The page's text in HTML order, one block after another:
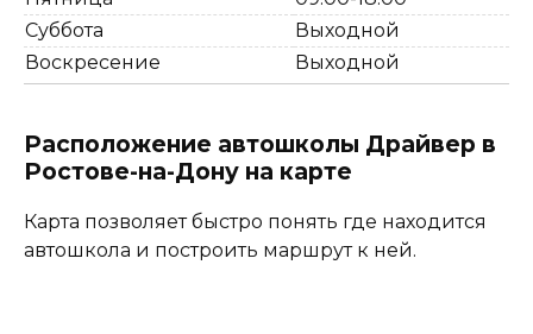
Суббота
Выходной
Воскресение
Выходной
Расположение автошколы Драйвер в
Ростове-на-Дону на карте
Карта позволяет быстро понять где находится
автошкола и построить маршрут к ней.